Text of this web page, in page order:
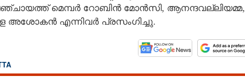
മെമ്പർ റോബിൻ മോൻസി, ആനന്ദവല്ലിയമ്മ,
അശോകൻ എന്നിവർ പ്രസംഗിച്ചു.